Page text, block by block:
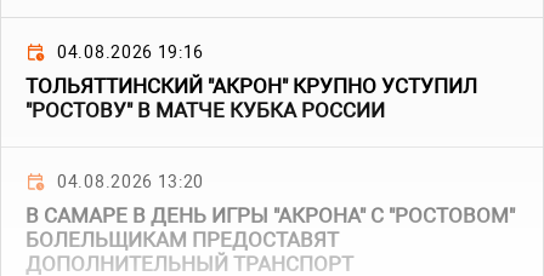
04.08.2026 19:16
ТОЛЬЯТТИНСКИЙ "АКРОН" КРУПНО УСТУПИЛ
"РОСТОВУ" В МАТЧЕ КУБКА РОССИИ
04.08.2026 13:20
В САМАРЕ В ДЕНЬ ИГРЫ "АКРОНА" С "РОСТОВОМ"
БОЛЕЛЬЩИКАМ ПРЕДОСТАВЯТ
ДОПОЛНИТЕЛЬНЫЙ ТРАНСПОРТ